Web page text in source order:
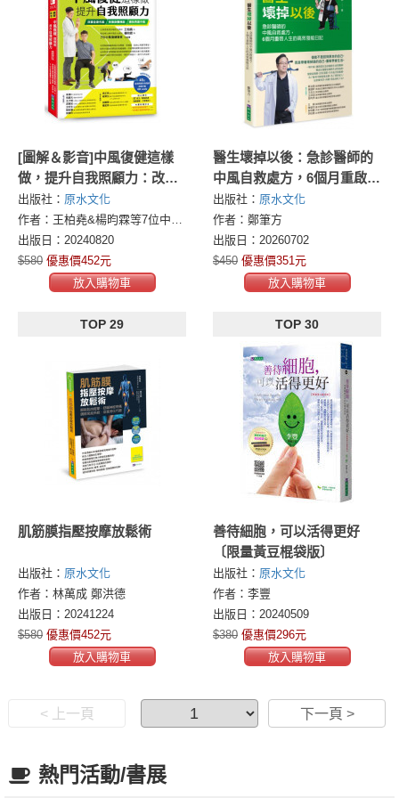
[圖解＆影音]中風復健這樣
做，提升自我照顧力：改善
全身失能、恢復身體機能、
避免再度中風
出版社： 原水文化
作者：王柏堯&楊昀霖等7位中風復健專家
出版日：20240820
$580 優惠價452元
放入購物車
醫生壞掉以後：急診醫師的
中風自救處方，6個月重啟人
生的高效復能日記
出版社： 原水文化
作者：鄭筆方
出版日：20260702
$450 優惠價351元
放入購物車
TOP 29
肌筋膜指壓按摩放鬆術
出版社： 原水文化
作者：林萬成 鄭洪德
出版日：20241224
$580 優惠價452元
放入購物車
TOP 30
善待細胞，可以活得更好
〔限量黃豆棍袋版〕
出版社： 原水文化
作者：李豐
出版日：20240509
$380 優惠價296元
放入購物車
< 上一頁 下一頁 >
熱門活動/書展